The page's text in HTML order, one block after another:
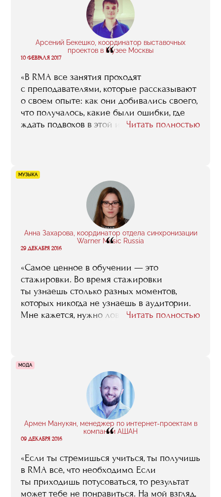
арт-рынка. Это действительно уникальная
возможность. И в целом, когда каждое
занятие нам предлагали разобрать новую
тему, это вдохновляло меня на новые
мысли и идеи».
Арсений Бекешко, координатор выставочных
проектов в Музее Москвы
“
10 ФЕВРАЛЯ 2017
«В RMA все занятия проходят
с преподавателями, которые рассказывают
о своем опыте: как они добивались своего,
что получалось, какие были ошибки, где
ждать подвохов в этой индустрии.
которая дает базу знаний и представлений
о том, как работать в дальнейшем. Мне
пригодились очень многие лекции,
которые изначально могут показаться
скучными и неважными:
о транспортировке, страховании,
техническом оснащении музей и так
далее».
Читать полностью
МУЗЫКА
Анна Захарова, координатор отдела синхронизации
Warner Music Russia
“
29 ДЕКАБРЯ 2016
«Самое ценное в обучении — это
стажировки. Во время стажировки
ты узнаешь столько разных моментов,
которых никогда не узнаешь в аудитории.
Мне кажется, нужно ловить любую
помогут найти работу или организовать
свое мероприятие. Понимание того, как все
устроено и как сделать лучше. Осознание,
что любые сложности преодолимы».
Читать полностью
МОДА
Армен Манукян, менеджер по интернет-проектам в
компании АШАН
“
09 ДЕКАБРЯ 2016
«Если ты стремишься учиться, ты получишь
в RMA всё, что необходимо. Если
ты приходишь потусоваться, то результат
может тебе не понравиться. На мой взгляд,